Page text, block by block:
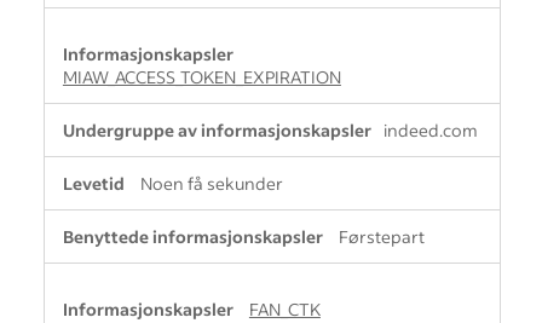
MIAW_ACCESS_TOKEN_EXPIRATION
indeed.com
Noen få sekunder
Førstepart
FAN_CTK